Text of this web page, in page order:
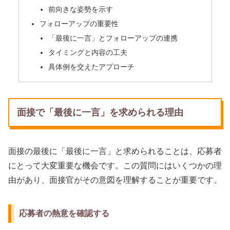
前向きな姿勢を示す
フォローアップの重要性
「最後に一言」とフォローアップの連携
タイミングと内容の工夫
具体例を交えたアプローチ
面接で「最後に一言」を求められる理由
面接の最後に「最後に一言」と求められることは、応募者
にとって大変重要な機会です。この質問にはいくつかの理
由があり、面接官がその意図を理解することが重要です。
応募者の熱意を確認する